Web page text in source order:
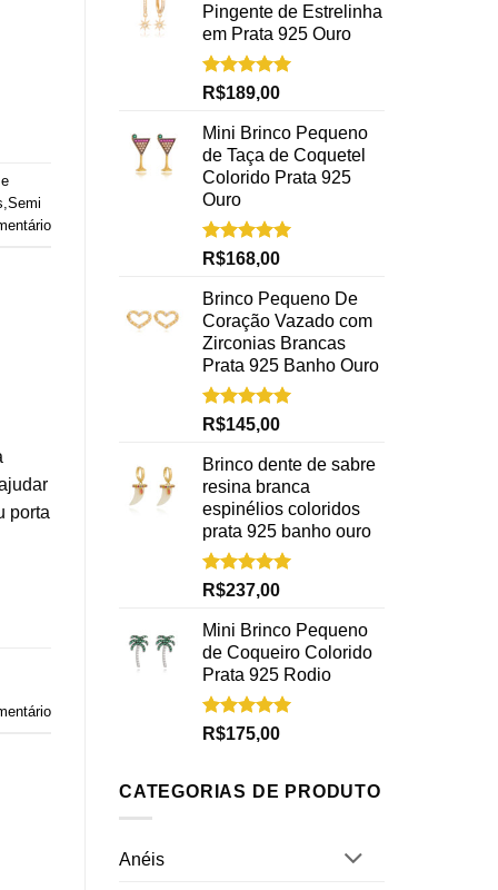
,Semi
porta
Pingente de Estrelinha
em Prata 925 Ouro
Avaliação
R$189,00
Mini Brinco Pequeno
de Taça de Coquetel
Colorido Prata 925
Ouro
Avaliação
R$168,00
Brinco Pequeno De
Coração Vazado com
Zirconias Brancas
Prata 925 Banho Ouro
Avaliação
R$145,00
Brinco dente de sabre
resina branca
espinélios coloridos
prata 925 banho ouro
Avaliação
R$237,00
Mini Brinco Pequeno
de Coqueiro Colorido
Prata 925 Rodio
Avaliação
R$175,00
CATEGORIAS DE PRODUTO
Anéis